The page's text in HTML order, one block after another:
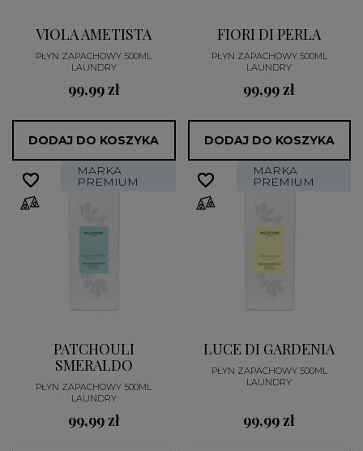
VIOLA AMETISTA
PŁYN ZAPACHOWY 500ML
LAUNDRY
99,99 zł
DODAJ DO KOSZYKA
FIORI DI PERLA
PŁYN ZAPACHOWY 500ML
LAUNDRY
99,99 zł
DODAJ DO KOSZYKA
MARKA
PREMIUM
PATCHOULI
SMERALDO
PŁYN ZAPACHOWY 500ML
LAUNDRY
99,99 zł
favorite_border
favorite_border MARKA
PREMIUM
LUCE DI GARDENIA
PŁYN ZAPACHOWY 500ML
LAUNDRY
99,99 zł
favorite_border
favorite_border